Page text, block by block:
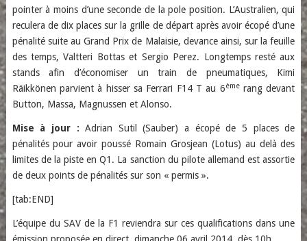
pointer à moins d’une seconde de la pole position. L’Australien, qui
reculera de dix places sur la grille de départ après avoir écopé d’une
pénalité suite au Grand Prix de Malaisie, devance ainsi, sur la feuille
des temps, Valtteri Bottas et Sergio Perez. Longtemps resté aux
stands afin d’économiser un train de pneumatiques, Kimi
Räikkönen parvient à hisser sa Ferrari F14 T au 6èmerang devant
Button, Massa, Magnussen et Alonso.
Mise à jour : Adrian Sutil (Sauber) a écopé de 5 places de
pénalités pour avoir poussé Romain Grosjean (Lotus) au delà des
limites de la piste en Q1. La sanction du pilote allemand est assortie
de deux points de pénalités sur son « permis ».
[tab:END]
L’équipe du SAV de la F1 reviendra sur ces qualifications dans une